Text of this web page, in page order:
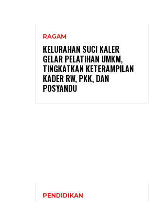
RAGAM
KELURAHAN SUCI KALER
GELAR PELATIHAN UMKM,
TINGKATKAN KETERAMPILAN
KADER RW, PKK, DAN
POSYANDU
PENDIDIKAN